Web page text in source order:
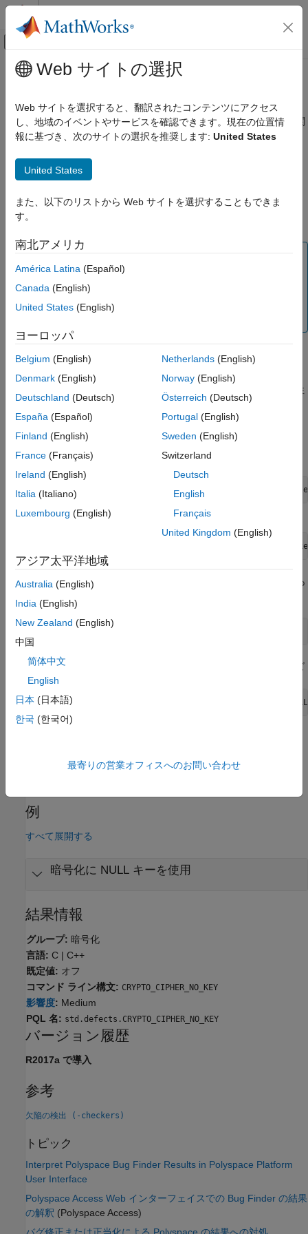
コンテンツへスキップ
オフキャンバス ナビゲーション メ
ドキュメンテーションのホーム
コード検証
Polyspace Bug Finder
Polyspace Bug Finder の結果
暗号化の欠陥
項目一覧
説明
例
結果情報
参考
メインコンテンツ
暗号キーがありません
暗号化または復号化に使用されるコンテキストが NULL キーに関
連付けられているか、キーと関連付けられていない
このページをすべて展開する
説明
この欠陥は、NULL 暗号化キーまたは NULL 復号化キーを使用し
て暗号化または復号化した場合に発生します。
メモ
暗号コンテキストは NULL キーを使用して初期化できま
す。ただし、データを暗号化または復号化する前には、暗
号コンテキストに非 NULL のキーを関連付けなければな
リスク
NULL キーを使用して暗号化または復号化を行うと、ランタイム
エラーが発生するか、少なくとも安全でない暗号文になる可能性
があります。
修正方法
暗号化または復号化のステップの前
ret = EVP_EncryptUpdate(&ctx, out_buf, &out_len, src,
ret = EVP_EncryptInit_ex(ctx, EVP_aes_128_cbc(), NULL,
暗号コンテキストの初期化に非 NULL のキーを使用する場合もあ
ret = EVP_EncryptInit_ex(&ctx, cipher_algo_1, NULL,
ただし、後から暗号アルゴリズムを変更します。暗号アルゴリズ
ムを変更するときに NULL キーを使用します。
ret = EVP_EncryptInit_ex(&ctx, cipher_algo_2, NULL,
には、アルゴリズムを指定して暗号コンテキストを初期化すると
例
すべて展開する
暗号化に NULL キーを使用
結果情報
グループ: 暗号化
言語: C | C++
既定値: オフ
コマンド ライン構文: CRYPTO_CIPHER_NO_KEY
影響度: Medium
PQL 名: std.defects.CRYPTO_CIPHER_NO_KEY
バージョン履歴
R2017a で導入
参考
欠陥の検出 (-checkers)
トピック
Interpret Polyspace Bug Finder Results in Polyspace Platform
User Interface
Polyspace Access Web インターフェイスでの Bug Finder の結果
の解釈 (Polyspace Access)
Web サイトの選択
Web サイトを選択すると、翻訳されたコンテンツにアクセス
し、地域のイベントやサービスを確認できます。現在の位置情
報に基づき、次のサイトの選択を推奨します: United States
United States
また、以下のリストから Web サイトを選択することもできま
す。
南北アメリカ
América Latina (Español)
Canada (English)
United States (English)
ヨーロッパ
Belgium (English)
Denmark (English)
Deutschland (Deutsch)
España (Español)
Finland (English)
France (Français)
Ireland (English)
Italia (Italiano)
Luxembourg (English)
Netherlands(English)
Norway(English)
Österreich (Deutsch)
Portugal(English)
Sweden (English)
Switzerland
Deutsch
English
Français
United Kingdom (English)
アジア太平洋地域
Australia (English)
India (English)
New Zealand (English)
中国
简体中文
English
日本 (日本語)
한국 (한국어)
最寄りの営業オフィスへのお問い合わせ